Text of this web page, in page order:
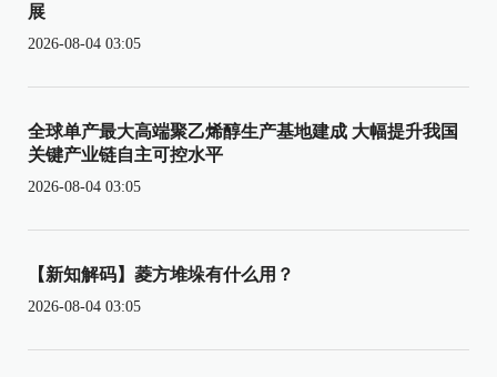
展
2026-08-04 03:05
全球单产最大高端聚乙烯醇生产基地建成 大幅提升我国
关键产业链自主可控水平
2026-08-04 03:05
【新知解码】菱方堆垛有什么用？
2026-08-04 03:05